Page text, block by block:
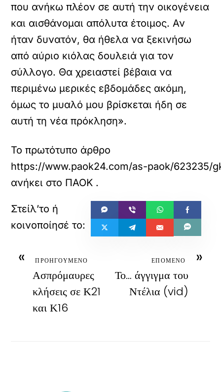
που ανήκω πλέον σε αυτή την οικογένεια
και αισθάνομαι απόλυτα έτοιμος. Αν
ήταν δυνατόν, θα ήθελα να ξεκινήσω
από αύριο κιόλας δουλειά για τον
σύλλογο. Θα χρειαστεί βέβαια να
περιμένω μερικές εβδομάδες ακόμη,
όμως το μυαλό μου βρίσκεται ήδη σε
αυτή τη νέα πρόκληση».
Το πρωτότυπο άρθρο
https://www.paok24.com/as-paok/623235/
ανήκει στο ΠΑΟΚ .
« ΠΡΟΗΓΟΥΜΕΝΟ
Ασπρόμαυρες
κλήσεις σε Κ21
και Κ16
»
ΕΠΟΜΕΝΟ
Το… άγγιγμα του
Ντέλια (vid)